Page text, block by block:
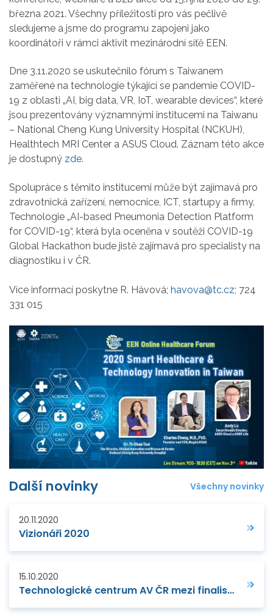
března 2021. Všechny příležitosti pro vás pečlivě
sledujeme a jsme do programu zapojeni jako
koordinátoři v rámci aktivit mezinárodní síťě EEN.
Dne 3.11.2020 se uskutečnilo fórum s Taiwanem
zaměřené na technologie týkající se pandemie COVID-
19 z oblasti „AI, big data, VR, IoT, wearable devices“, které
jsou prezentovány významnými institucemi na Taiwanu
– National Cheng Kung University Hospital (NCKUH),
Healthtech MRI Center a ASUS Cloud. Záznam této akce
je dostupný zde.
Spolupráce s těmito institucemi může být zajímavá pro
zdravotnická zařízení, nemocnice, ICT, startupy a firmy.
Technologie „AI-based Pneumonia Detection Platform
for COVID-19“, která byla oceněna v soutěži COVID-19
Global Hackathon bude jistě zajímavá pro specialisty na
diagnostiku i v ČR.
Více informací poskytne R. Hávová; havova@tc.cz; 724
331 015
Další novinky Všechny novinky
20.11.2020
Vizionáři 2020
15.10.2020
Technologické centrum AV ČR mezi finalisty EEN Resilience Award 2020